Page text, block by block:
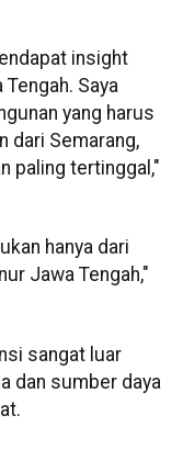
insight
Saya
yang harus
dari Semarang,
paling tertinggal,"
hanya dari
Jawa Tengah,"
sangat luar
dan sumber daya